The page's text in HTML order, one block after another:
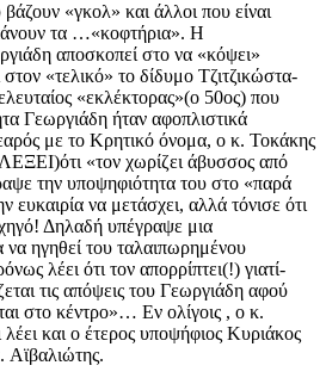
«γκολ» και άλλοι που είναι
τα …«κοφτήρια». Η
αποσκοπεί στο να «κόψει»
«τελικό» το δίδυμο Τζιτζικώστα-
«εκλέκτορας»(ο 50ος) που
Γεωργιάδη ήταν αφοπλιστικά
με το Κρητικό όνομα, ο κ. Τοκάκης
«τον χωρίζει άβυσσος από
την υποψηφιότητα του στο «παρά
να μετάσχει, αλλά τόνισε ότι
Δηλαδή υπέγραψε μια
να ηγηθεί του ταλαιπωρημένου
λέει ότι τον απορρίπτει(!) γιατί-
τις απόψεις του Γεωργιάδη αφού
στο κέντρο»… Εν ολίγοις , ο κ.
και ο έτερος υποψήφιος Κυριάκος